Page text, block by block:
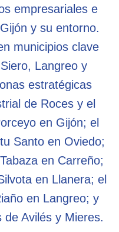
empresariales e
y su entorno.
municipios clave
Langreo y
estratégicas
de Roces y el
en Gijón; el
Santo en Oviedo;
en Carreño;
en Llanera; el
en Langreo; y
de Avilés y Mieres.